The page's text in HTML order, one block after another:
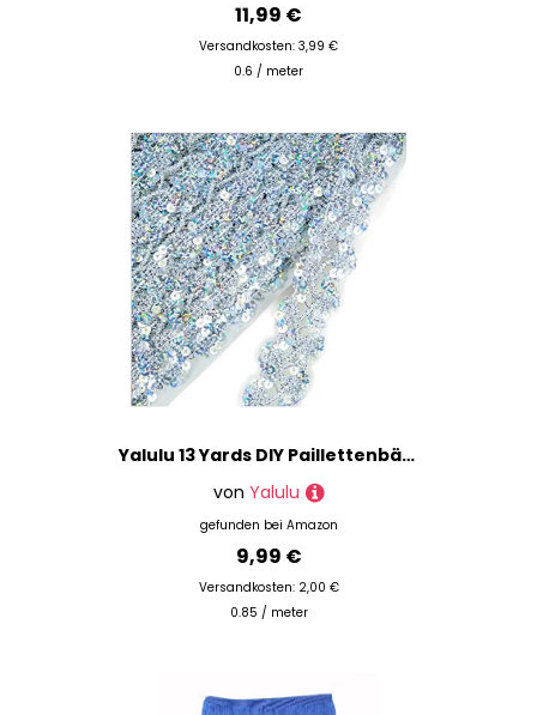
11,99 €
Versandkosten: 3,99 €
0.6 / meter
Yalulu 13 Yards DIY Paillettenbänder Paillettenband, Paillettenband Glitzer Borte aus Dekoband Zierband Geschenkband Bortenband Kordelband DIY Nähen Bastelprojekte (Silber)
von Yalulu
gefunden bei Amazon
9,99 €
Versandkosten: 2,00 €
0.85 / meter